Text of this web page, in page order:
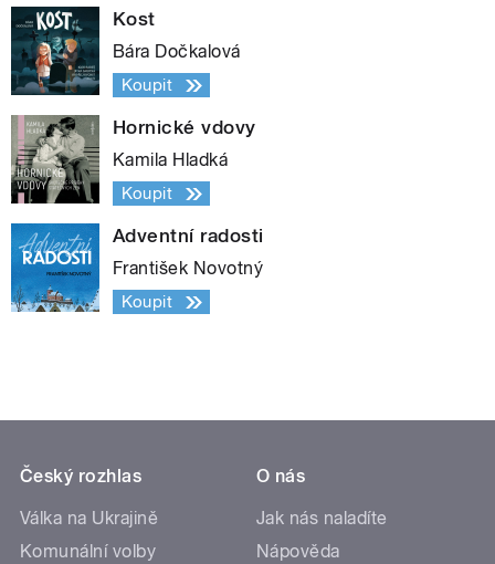
Kost
Bára Dočkalová
Koupit
Hornické vdovy
Kamila Hladká
Koupit
Adventní radosti
František Novotný
Koupit
Český rozhlas
Válka na Ukrajině
Komunální volby
O nás
Jak nás naladíte
Nápověda